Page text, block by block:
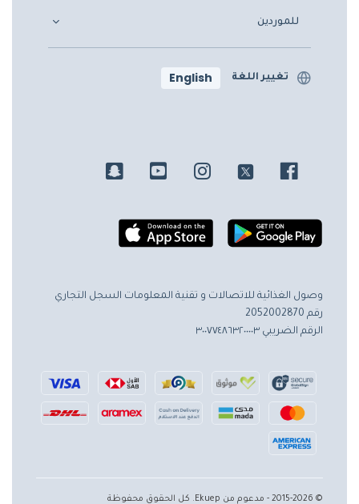
للموردين
تغيير اللغة English
وصول الغذائية للاتصالات و تقنية المعلومات السجل التجاري
رقم 2052002870
الرقم الضريبي ٣٠٠٧٧٤٨٦٣٢٠٠٠٠٣
© 2015-2026 - مدعوم من Ekuep. كل الحقوق محفوظة